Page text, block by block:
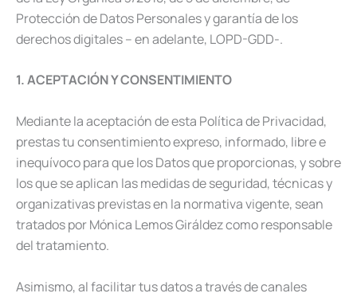
Protección de Datos Personales y garantía de los
derechos digitales – en adelante, LOPD-GDD-.
1. ACEPTACIÓN Y CONSENTIMIENTO
Mediante la aceptación de esta Política de Privacidad,
prestas tu consentimiento expreso, informado, libre e
inequívoco para que los Datos que proporcionas, y sobre
los que se aplican las medidas de seguridad, técnicas y
organizativas previstas en la normativa vigente, sean
tratados por Mónica Lemos Giráldez como responsable
del tratamiento.
Asimismo, al facilitar tus datos a través de canales